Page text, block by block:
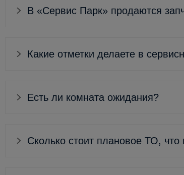
В «Сервис Парк» продаются
Какие отметки делаете в
Есть ли комната ожидания?
Сколько стоит плановое ТО, что